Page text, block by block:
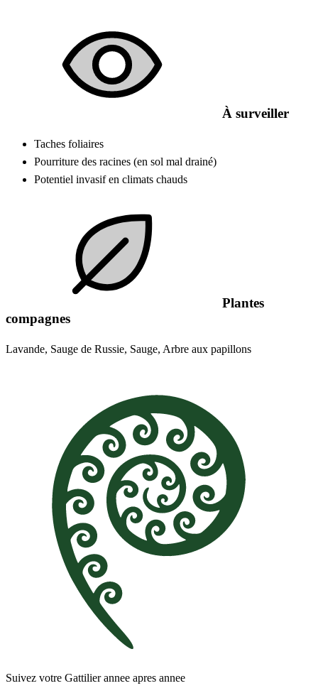
À surveiller
Taches foliaires
Pourriture des racines (en sol mal drainé)
Potentiel invasif en climats chauds
Plantes
compagnes
Lavande, Sauge de Russie, Sauge, Arbre aux papillons
Suivez votre Gattilier annee apres annee